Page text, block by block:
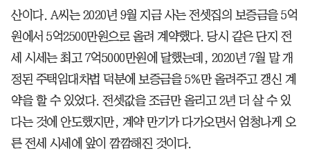
산이다. A씨는 2020년 9월 지금 사는 전셋집의 보증금을 5억
원에서 5억2500만원으로 올려 계약했다. 당시 같은 단지 전
세 시세는 최고 7억5000만원에 달했는데, 2020년 7월 말 개
정된 주택임대차법 덕분에 보증금을 5%만 올려주고 갱신 계
약을 할 수 있었다. 전셋값을 조금만 올리고 2년 더 살 수 있
다는 것에 안도했지만, 계약 만기가 다가오면서 엄청나게 오
른 전세 시세에 앞이 깜깜해진 것이다.